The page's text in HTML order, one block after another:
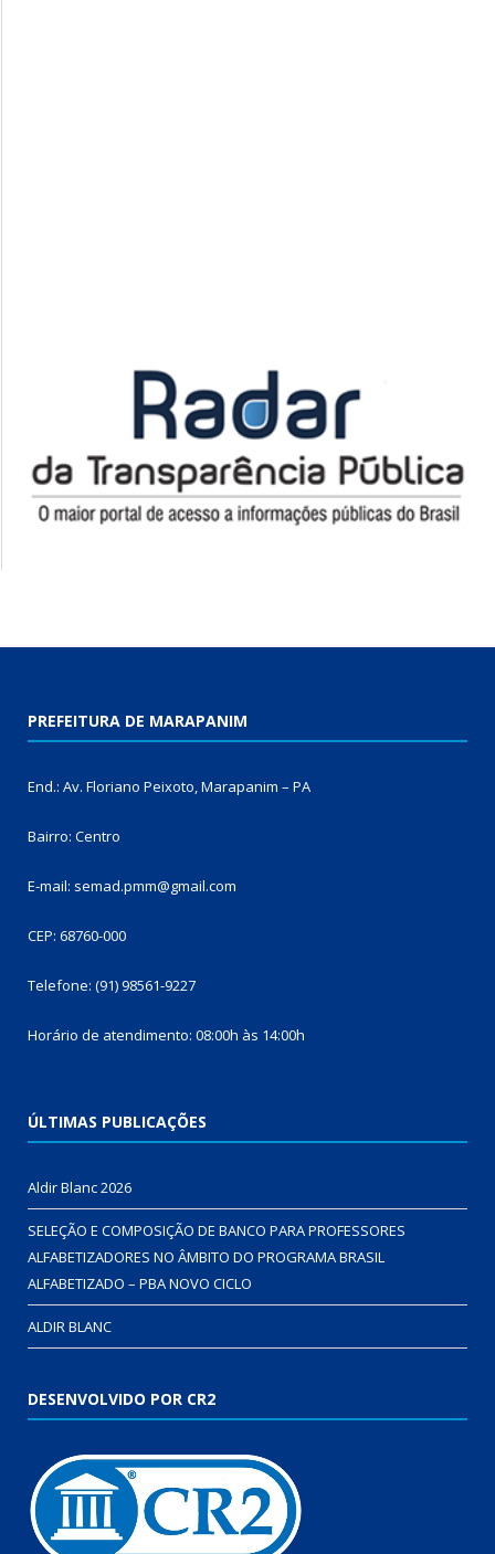
PREFEITURA DE MARAPANIM
End.: Av. Floriano Peixoto, Marapanim – PA
Bairro: Centro
E-mail: semad.pmm@gmail.com
CEP: 68760-000
Telefone: (91) 98561-9227
Horário de atendimento: 08:00h às 14:00h
ÚLTIMAS PUBLICAÇÕES
Aldir Blanc 2026
SELEÇÃO E COMPOSIÇÃO DE BANCO PARA PROFESSORES
ALFABETIZADORES NO ÂMBITO DO PROGRAMA BRASIL
ALFABETIZADO – PBA NOVO CICLO
ALDIR BLANC
DESENVOLVIDO POR CR2